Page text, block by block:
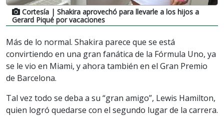
Cortesía | Shakira aprovechó para llevarle a los hijos a
Gerard Piqué por vacaciones
Más de lo normal. Shakira parece que se está
convirtiendo en una gran fanática de la Fórmula Uno, ya
se le vio en Miami, y ahora también en el Gran Premio
de Barcelona.
Tal vez todo se deba a su “gran amigo”, Lewis Hamilton,
quien logró quedarse con el segundo lugar de la carrera.